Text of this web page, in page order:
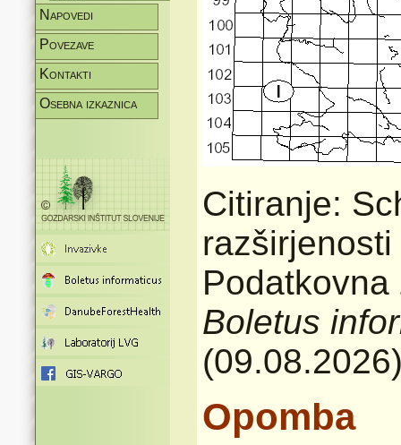
Napovedi
Povezave
Kontakti
Osebna izkaznica
Citiranje:
Boletus
Opomba